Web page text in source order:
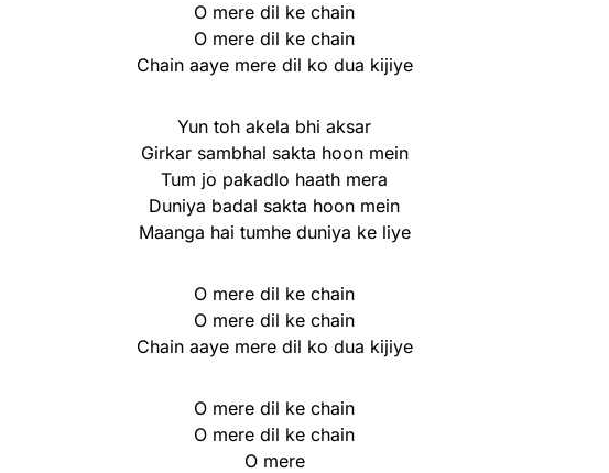
O mere dil ke chain
O mere dil ke chain
Chain aaye mere dil ko dua kijiye
Yun toh akela bhi aksar
Girkar sambhal sakta hoon mein
Tum jo pakadlo haath mera
Duniya badal sakta hoon mein
Maanga hai tumhe duniya ke liye
O mere dil ke chain
O mere dil ke chain
Chain aaye mere dil ko dua kijiye
O mere dil ke chain
O mere dil ke chain
O mere